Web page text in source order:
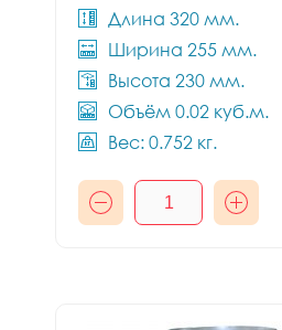
Длина 320 мм.
Ширина 255 мм.
Высота 230 мм.
Объём 0.02 куб.м.
Вес: 0.752 кг.